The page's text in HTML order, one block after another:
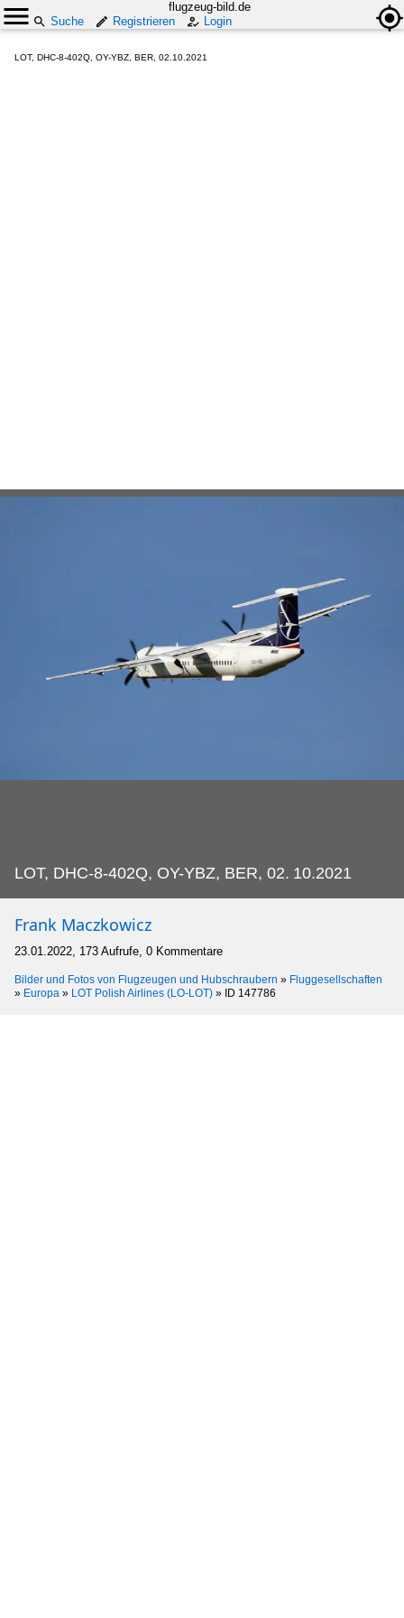
flugzeug-bild.de
Suche
Registrieren Login
LOT, DHC-8-402Q, OY-YBZ, BER, 02.10.2021
LOT, DHC-8-402Q, OY-YBZ, BER, 02. 10.2021
Frank Maczkowicz
23.01.2022, 173 Aufrufe, 0 Kommentare
Bilder und Fotos von Flugzeugen und Hubschraubern » Fluggesellschaften
» Europa » LOT Polish Airlines (LO-LOT) » ID 147786